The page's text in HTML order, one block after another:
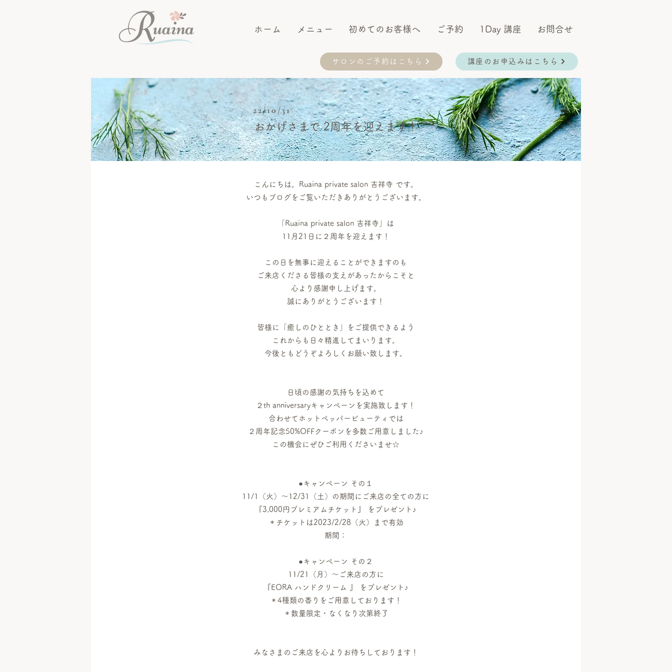
ホーム メニュー 初めてのお客様へ ご予約 1Day 講座 お問合せ
サロンのご予約はこちら 講座のお申込みはこちら
22/10/31
おかげさまで 2周年を迎えます！
< Back
こんにちは。Ruaina private salon 吉祥寺 です。
いつもブログをご覧いただきありがとうございます。
「Ruaina private salon 吉祥寺」は
11月21日に２周年を迎えます！
この日を無事に迎えることができますのも
ご来店くださる皆様の支えがあったからこそと
心より感謝申し上げます。
誠にありがとうございます！
皆様に「癒しのひととき」をご提供できるよう
これからも日々精進してまいります。
今後ともどうぞよろしくお願い致します。
日頃の感謝の気持ちを込めて
２th anniversaryキャンペーンを実施致します！
合わせてホットペッパービューティでは
２周年記念50%OFFクーポンを多数ご用意しました♪
この機会にぜひご利用くださいませ☆
●キャンペーン その１
11/1（火）～12/31（土）の期間にご来店の全ての方に
『3,000円プレミアムチケット』 をプレゼント♪
＊チケットは2023/2/28（火）まで有効
期間：
●キャンペーン その２
11/21（月）～ご来店の方に
『EORA ハンドクリーム 』 をプレゼント♪
＊4種類の香りをご用意しております！
＊数量限定・なくなり次第終了
みなさまのご来店を心よりお待ちしております！